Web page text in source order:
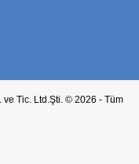
ve Tic. Ltd.Şti. © 2026 - Tüm